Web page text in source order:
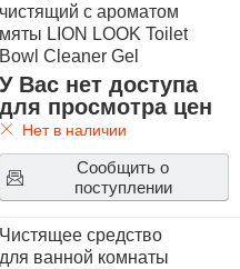
чистящий с ароматом
мяты LION LOOK Toilet
Bowl Cleaner Gel
У Вас нет доступа
для просмотра цен
Нет в наличии
Сообщить о
поступлении
Чистящее средство
для ванной комнаты